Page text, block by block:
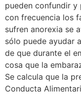
pueden confundir y
con frecuencia los
sufren anorexia se
sólo puede ayudar
de que durante el
cosa que la
Se calcula que la
Conducta